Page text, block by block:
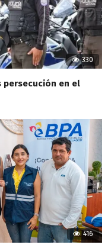
330
persecución en el
416